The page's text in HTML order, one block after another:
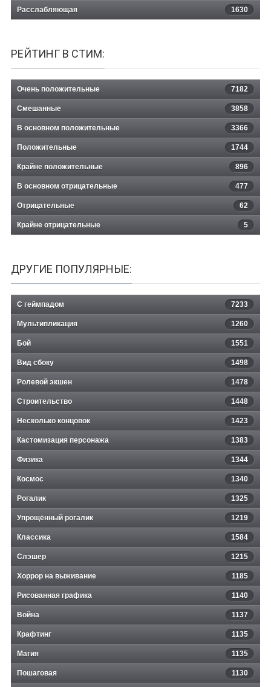
Расслабляющая 1630
РЕЙТИНГ В СТИМ:
Очень положительные 7182
Смешанные 3858
В основном положительные 3366
Положительные 1744
Крайне положительные 896
В основном отрицательные 477
Отрицательные 62
Крайне отрицательные 5
ДРУГИЕ ПОПУЛЯРНЫЕ:
С геймпадом 7233
Мультипликация 1260
Бой 1551
Вид сбоку 1498
Ролевой экшен 1478
Строительство 1448
Несколько концовок 1423
Кастомизация персонажа 1383
Физика 1344
Космос 1340
Рогалик 1325
Упрощённый рогалик 1219
Классика 1584
Слэшер 1215
Хоррор на выживание 1185
Рисованная графика 1140
Война 1137
Крафтинг 1135
Магия 1135
Пошаговая 1130